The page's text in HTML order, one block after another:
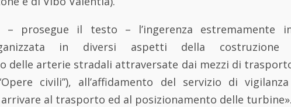
– prosegue il testo – l’ingerenza estremamente
in diversi aspetti della costruzione
delle arterie stradali attraversate dai mezzi di
civili”), all’affidamento del servizio di
al trasporto ed al posizionamento delle turbine».